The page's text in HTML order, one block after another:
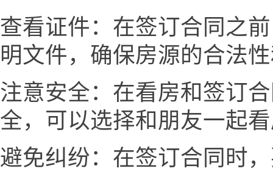
查看证件：在签订合同之
明文件，确保房源的合法
注意安全：在看房和签订
全，可以选择和朋友一起
避免纠纷：在签订合同时